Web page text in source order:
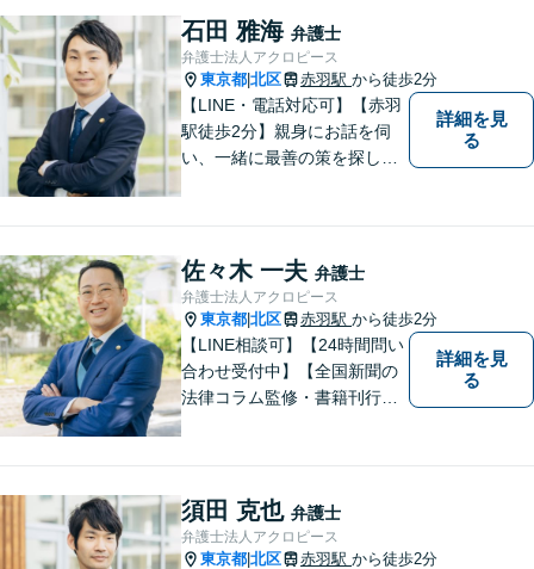
との連携あり。アクロピース
はあなたの味方です！
石田 雅海 弁護士
弁護士法人アクロピース
東京都 北区 赤羽駅 から徒歩2分
【LINE・電話対応可】【赤羽
駅徒歩2分】親身にお話を伺
い、一緒に最善の策を探しま
護をします。他士業との連携
あり【初回面談無料】
詳細を見
る
佐々木 一夫 弁護士
弁護士法人アクロピース
東京都 北区 赤羽駅 から徒歩2分
【LINE相談可】【24時間問い
合わせ受付中】【全国新聞の
法律コラム監修・書籍刊行・
を伺い、相談予約をご案内。
「有利な条件で解決したい」
と強い要望がある方はご相談
詳細を見
る
須田 克也 弁護士
弁護士法人アクロピース
東京都 北区 赤羽駅 から徒歩2分